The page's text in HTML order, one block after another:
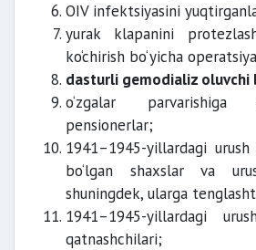
OIV infektsiyasini
yurak klapanini
ko‘chirish bo‘yicha
dasturli gemodializ oluvchi
o‘zgalar parvarishiga
pensionerlar;
1941–1945-yillardagi
bo‘lgan shaxslar va
shuningdek, ularga
1941–1945-yillardagi
qatnashchilari;